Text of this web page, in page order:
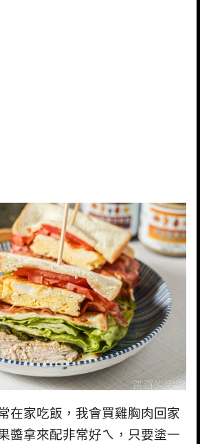
在家吃飯，我會買雞胸肉回家
醬拿來配非常好ㄟ，只要塗一